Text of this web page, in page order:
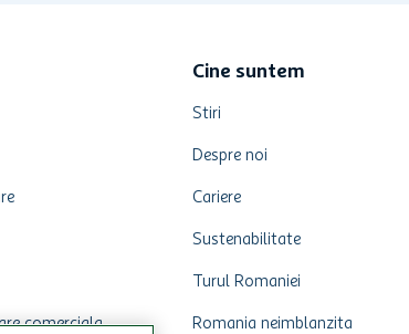
comerciala
Cine suntem
Stiri
Despre noi
Cariere
Sustenabilitate
Turul Romaniei
Romania neimblanzita